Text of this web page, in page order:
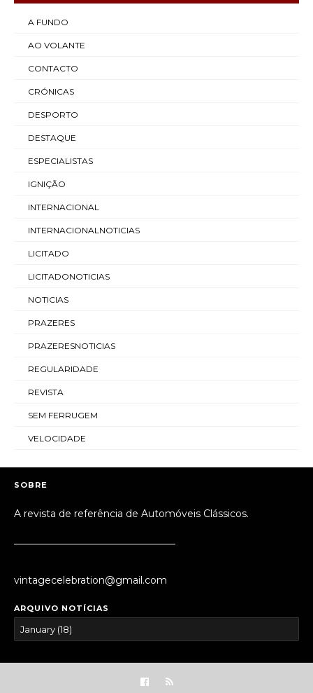
A FUNDO
AO VOLANTE
CONTACTO
CRÓNICAS
DESPORTO
DESTAQUE
ESPECIALISTAS
IGNIÇÃO
INTERNACIONAL
INTERNACIONALNOTICIAS
LICITADO
LICITADONOTICIAS
NOTICIAS
PRAZERES
PRAZERESNOTICIAS
REGULARIDADE
REVISTA
SEM FERRUGEM
VELOCIDADE
SOBRE
A revista de referência de Automóveis Clássicos.
vintagecelebration@gmail.com
ARQUIVO NOTÍCIAS